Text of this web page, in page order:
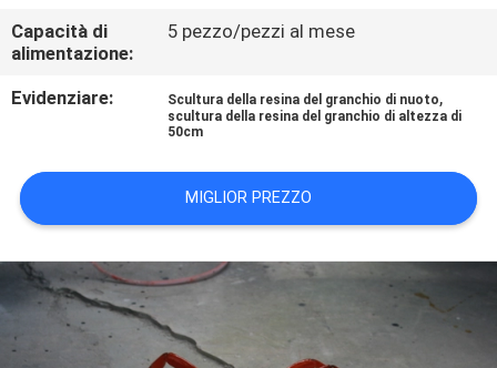
CONTATTACI
NOTIZIE
CASI
UN
PREVENTIVO
Capacità di
alimentazione:
5 pezzo/pezzi al mese
Evidenziare: Scultura della resina del granchio di nuoto,
scultura della resina del granchio di altezza di
50cm
MIGLIOR PREZZO